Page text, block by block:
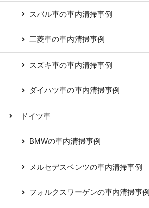
スバル車の車内清掃事例
三菱車の車内清掃事例
スズキ車の車内清掃事例
ダイハツ車の車内清掃事例
ドイツ車
BMWの車内清掃事例
メルセデスベンツの車内清掃事例
フォルクスワーゲンの車内清掃事例